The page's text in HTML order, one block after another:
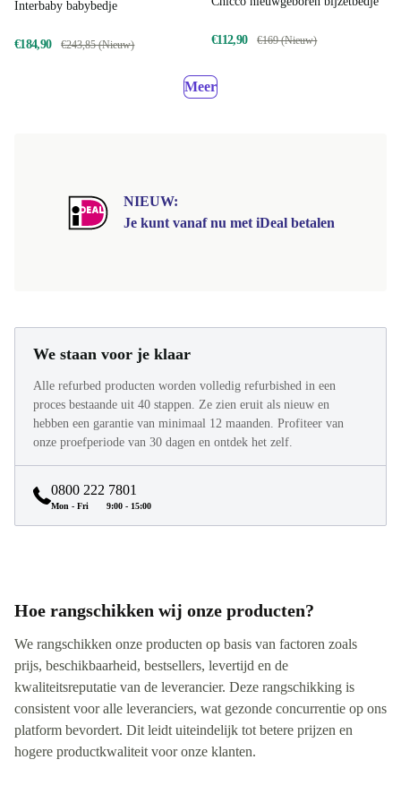
Interbaby babybedje
€184,90 €243,85 (Nieuw) €112,90 €169 (Nieuw)
Meer
NIEUW:
Je kunt vanaf nu met iDeal betalen
We staan voor je klaar
Alle refurbed producten worden volledig refurbished in een
proces bestaande uit 40 stappen. Ze zien eruit als nieuw en
hebben een garantie van minimaal 12 maanden. Profiteer van
onze proefperiode van 30 dagen en ontdek het zelf.
0800 222 7801
Mon - Fri 9:00 - 15:00
Hoe rangschikken wij onze producten?
We rangschikken onze producten op basis van factoren zoals
prijs, beschikbaarheid, bestsellers, levertijd en de
kwaliteitsreputatie van de leverancier. Deze rangschikking is
consistent voor alle leveranciers, wat gezonde concurrentie op ons
platform bevordert. Dit leidt uiteindelijk tot betere prijzen en
hogere productkwaliteit voor onze klanten.